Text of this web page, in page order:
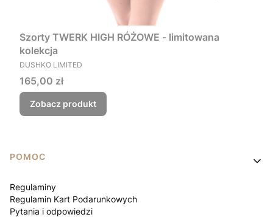
Szorty TWERK HIGH RÓŻOWE - limitowana
kolekcja
PRODUCENT
DUSHKO LIMITED
Cena
165,00 zł
Zobacz produkt
Linki w stopce
POMOC
Regulaminy
Regulamin Kart Podarunkowych
Pytania i odpowiedzi